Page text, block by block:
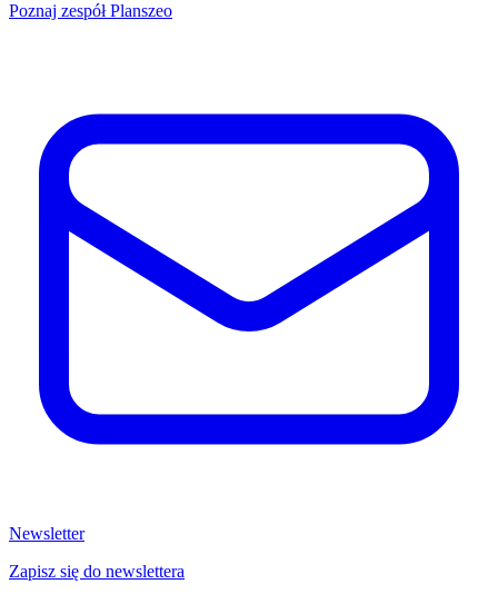
Poznaj zespół Planszeo
Newsletter
Zapisz się do newslettera